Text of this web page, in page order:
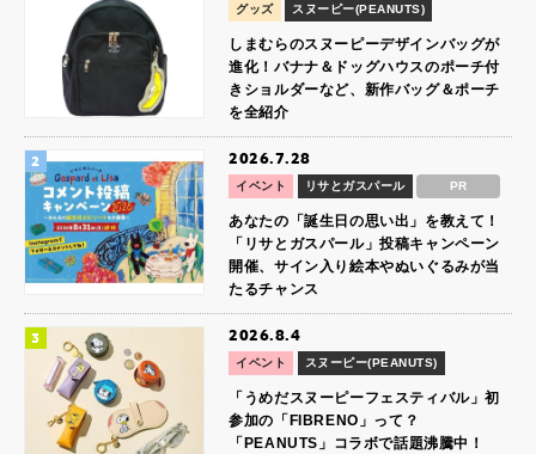
グッズ スヌーピー(PEANUTS)
しまむらのスヌーピーデザインバッグが
進化！バナナ＆ドッグハウスのポーチ付
きショルダーなど、新作バッグ＆ポーチ
を全紹介
2026.7.28
イベント リサとガスパール PR
あなたの「誕生日の思い出」を教えて！
「リサとガスパール」投稿キャンペーン
開催、サイン入り絵本やぬいぐるみが当
たるチャンス
2026.8.4
イベント スヌーピー(PEANUTS)
「うめだスヌーピーフェスティバル」初
参加の「FIBRENO」って？
「PEANUTS」コラボで話題沸騰中！